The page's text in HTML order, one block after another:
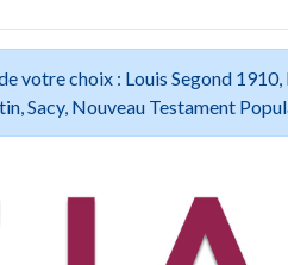
votre choix : Louis Segond
Sacy, Nouveau Testament